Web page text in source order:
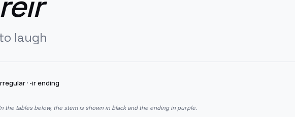
laugh
· -ir ending
the tables below, the stem is shown in black and the ending in purple.